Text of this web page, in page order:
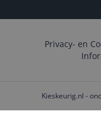
Privacy- en
Kieskeurig.nl -